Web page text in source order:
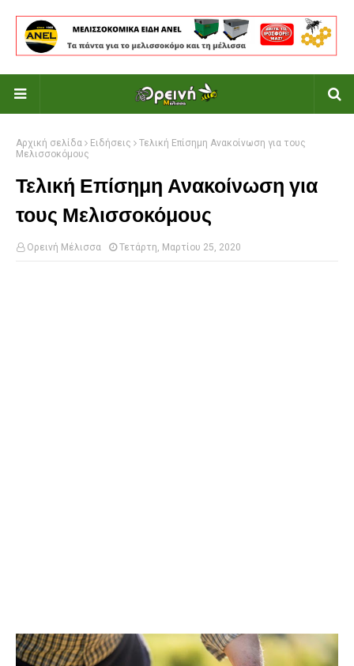
Αρχική σελίδα Ειδήσεις
Τελική Επίσημη Ανακοίνωση για τους
Μελισσοκόμους
Τελική Επίσημη Ανακοίνωση για
τους Μελισσοκόμους
Ορεινή Μέλισσα Τετάρτη, Μαρτίου 25, 2020